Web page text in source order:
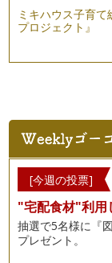
子どもに習い事
って、ご両親に
テクノロジーの
てきています。
言語とボディー
私たち人はコミ
ディーランゲー
英語の冠詞
英語の冠詞（a,
ミキハウス子育
プロジェクト』
[今週の投票]
"宅配食材"利用
抽選で5名様に『
プレゼント。